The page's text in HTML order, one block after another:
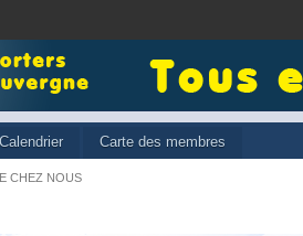
Calendrier Carte des membres
CHEZ NOUS